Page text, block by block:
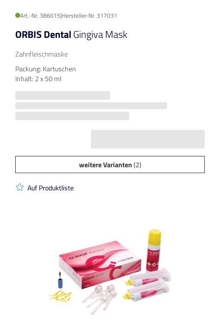
Art.-Nr. 386015|Hersteller-Nr. 317031
ORBIS DentalGingiva Mask
Zahnfleischmaske
Packung: Kartuschen
Inhalt: 2 x 50 ml
weitere Varianten(2)
Auf Produktliste